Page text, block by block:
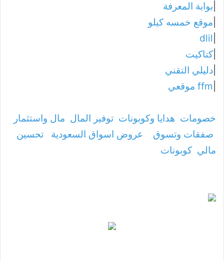
بوابة المعرفة
موقع خمسه كيلو
dlil
كتاكيت
دليلي التقني
ffm موقعي
خصومات هدايا وكوبونات توفير المال مال واستثمار
صفقات وتسوق
عروض اسواق السعودية
تحسين
مالي كوبونات